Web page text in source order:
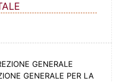
GENERALE
GENERALE PER LA